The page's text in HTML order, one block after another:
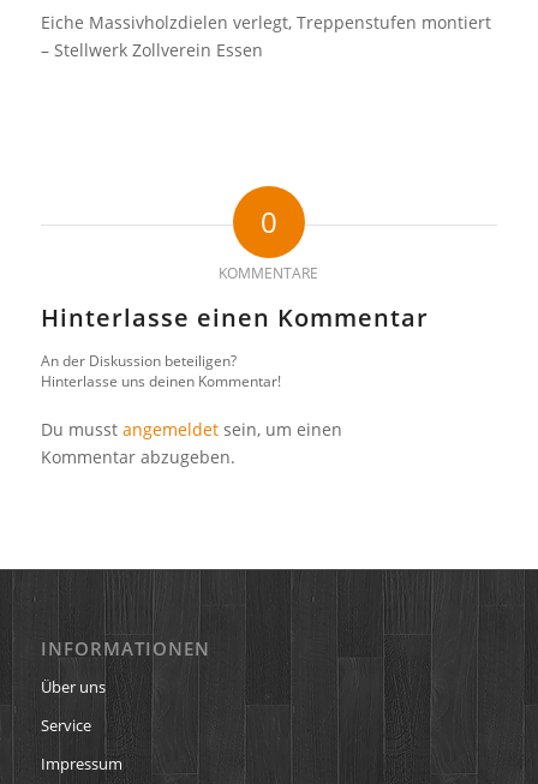
Eiche Massivholzdielen verlegt, Treppenstufen montiert
– Stellwerk Zollverein Essen
0
KOMMENTARE
Hinterlasse einen Kommentar
An der Diskussion beteiligen?
Hinterlasse uns deinen Kommentar!
Du musst angemeldetsein, um einen
Kommentar abzugeben.
INFORMATIONEN
Über uns
Service
Impressum